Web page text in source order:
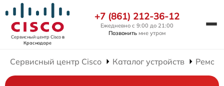
Сервисный центр Ciscoв
Краснодаре
+7 (861) 212-36-12
Ежедневно с 9:00 до 21:00
Позвонить мне утром
Сервисный центр Cisco Каталог устройств